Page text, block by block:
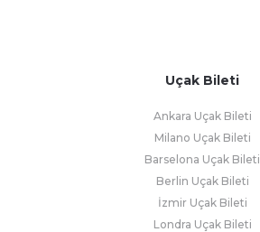
Uçak Bileti
Ankara Uçak Bileti
Milano Uçak Bileti
Barselona Uçak Bileti
Berlin Uçak Bileti
İzmir Uçak Bileti
Londra Uçak Bileti